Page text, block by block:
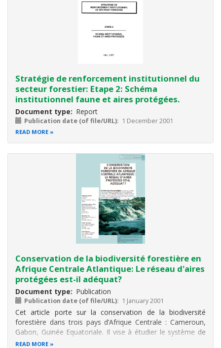
Stratégie de renforcement institutionnel du
secteur forestier: Etape 2: Schéma
institutionnel faune et aires protégées.
Document type Report
Publication date (of file/URL) 1 December 2001
READ MORE
Conservation de la biodiversité forestière en
Afrique Centrale Atlantique: Le réseau d'aires
protégées est-il adéquat?
Document type Publication
Publication date (of file/URL) 1 January 2001
Cet article porte sur la conservation de la biodiversité
forestière dans trois pays d’Afrique Centrale : Cameroun,
Gabon, Guinée Equatoriale. Il vise à étudier le système de
gestion des aires protégées dans la sous région. En effet, la
READ MORE